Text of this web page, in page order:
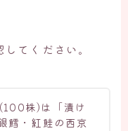
してください。
株)は「漬け
鱈・紅鮭の西京